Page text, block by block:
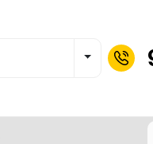
Toggle